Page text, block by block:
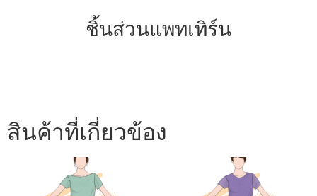
ชิ้นส่วนแพทเทิร์น
สินค้าที่เกี่ยวข้อง